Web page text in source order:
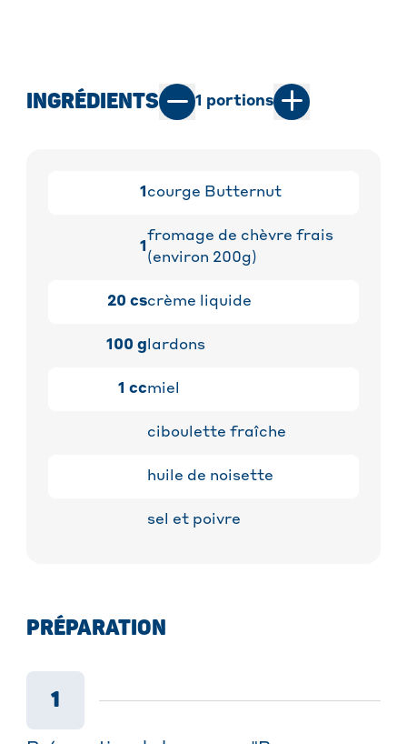
INGRÉDIENTS 1 portions
1 courge Butternut
1
fromage de chèvre frais
(environ 200g)
20 cscrème liquide
100 g lardons
1 ccmiel
ciboulette fraîche
huile de noisette
sel et poivre
PRÉPARATION
1